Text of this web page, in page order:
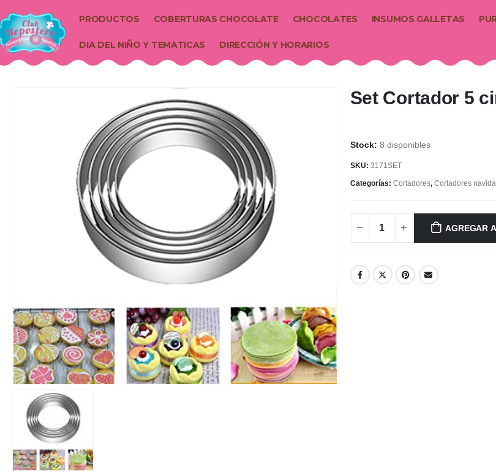
PRODUCTOS COBERTURAS CHOCOLATE CHOCOLATES INSUMOS GALLETAS
DIA DEL NIÑO Y TEMATICAS DIRECCIÓN Y HORARIOS
Set Cortador 5
8 disponibles
SKU: 3171SET
Categorías: Cortadores, Cortadores
AGREGAR